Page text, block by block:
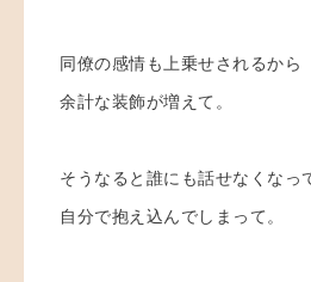
同僚の感情も上乗せされるから
余計な装飾が増えて。
そうなると誰にも話せなくなっ
自分で抱え込んでしまって。